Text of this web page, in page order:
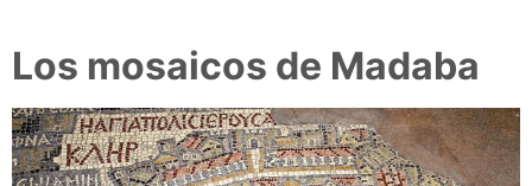
Los mosaicos de Madaba